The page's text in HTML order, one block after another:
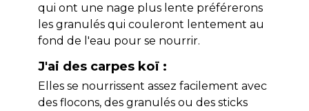
qui ont une nage plus lente préférerons
les granulés qui couleront lentement au
fond de l'eau pour se nourrir.
J'ai des carpes koï :
Elles se nourrissent assez facilement avec
des flocons, des granulés ou des sticks